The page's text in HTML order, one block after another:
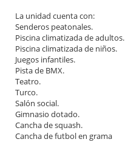
La unidad cuenta con:
Senderos peatonales.
Piscina climatizada de adultos.
Piscina climatizada de niños.
Juegos infantiles.
Pista de BMX.
Teatro.
Turco.
Salón social.
Gimnasio dotado.
Cancha de squash.
Cancha de futbol en grama